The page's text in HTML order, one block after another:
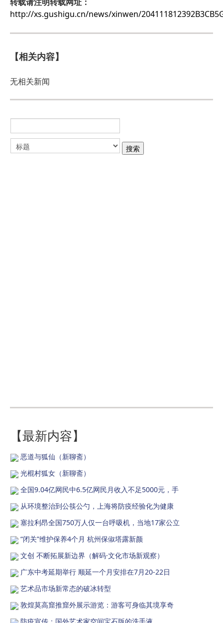
转载请注明转载网址：
http://xs.gushigu.cn/news/xinwen/
【相关内容】
无相关新闻
【最新内容】
恶道与狐仙（新聊斋）
光棍村狐女（新聊斋）
全国9.04亿网民中6.5亿网民月收入不足5000元，手
从环境整治到公筷公勺，上海将防疫经验化为健康
塞拉利昂全国750万人仅一台呼吸机，当地17家公立
“闭关”维护保养4个月 杭州保俶塔露新颜
文创 不断拓展新边界（解码·文化市场新观察）
广东中考延期举行 顺延一个月安排在7月20-22日
艺术品市场新常态的破冰转型
敦煌莫高窟推窟外展示游览：游客可身临其境享奇